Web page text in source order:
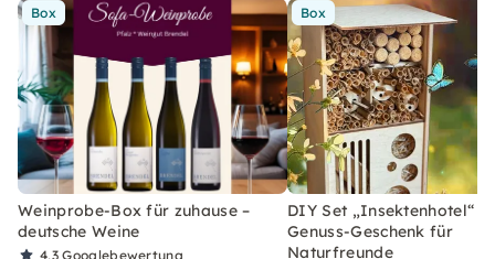
Box
Weinprobe-Box für zuhause –
deutsche Weine
4,3Googlebewertung
Box
DIY Set „Insektenhotel“ –
Genuss-Geschenk für
Naturfreunde